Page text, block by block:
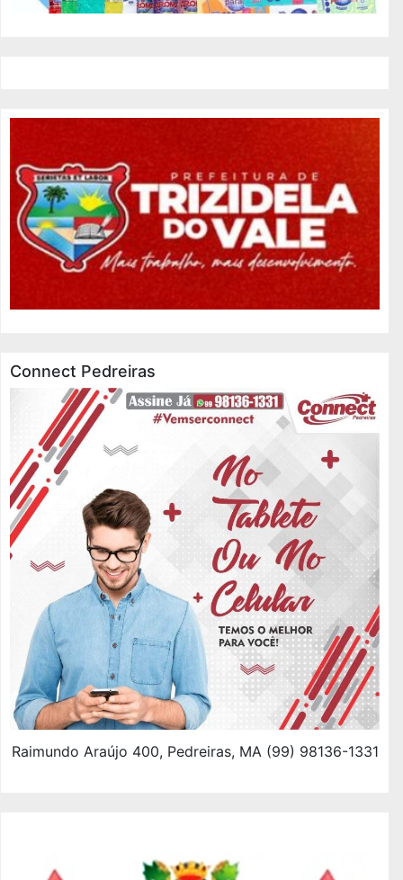
Connect Pedreiras
Raimundo Araújo 400, Pedreiras, MA (99) 98136-1331